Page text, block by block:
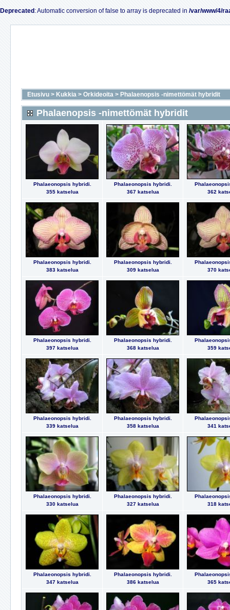
Deprecated : Automatic conversion of false to array is deprecated in /var/www/4/
Etusivu > Kukkia > Orkideoita > Phalaenopsis -nimettömät hybridit
Phalaenopsis -nimettömät hybridit
Phalaeonopsis hybridi.
355 katselua
Phalaeonopsis hybridi.
367 katselua
362
Phalaeonopsis hybridi.
383 katselua
Phalaeonopsis hybridi.
309 katselua
370
Phalaeonopsis hybridi.
397 katselua
Phalaeonopsis hybridi.
368 katselua
359
Phalaeonopsis hybridi.
339 katselua
Phalaeonopsis hybridi.
358 katselua
341
Phalaeonopsis hybridi.
330 katselua
Phalaeonopsis hybridi.
327 katselua
318
Phalaeonopsis hybridi.
347 katselua
Phalaeonopsis hybridi.
386 katselua
365